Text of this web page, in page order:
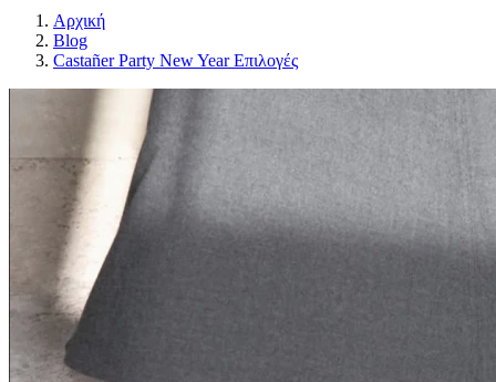
Αρχική
Blog
Castañer Party New Year Επιλογές